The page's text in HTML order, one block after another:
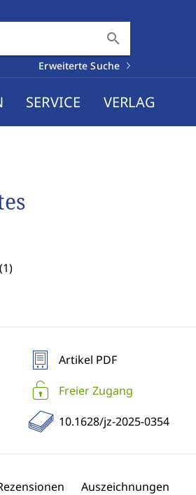
search
Erweiterte Suche
SERVICE VERLAG
Artikel PDF
Freier Zugang
10.1628/jz-2025-0354
Auszeichnungen